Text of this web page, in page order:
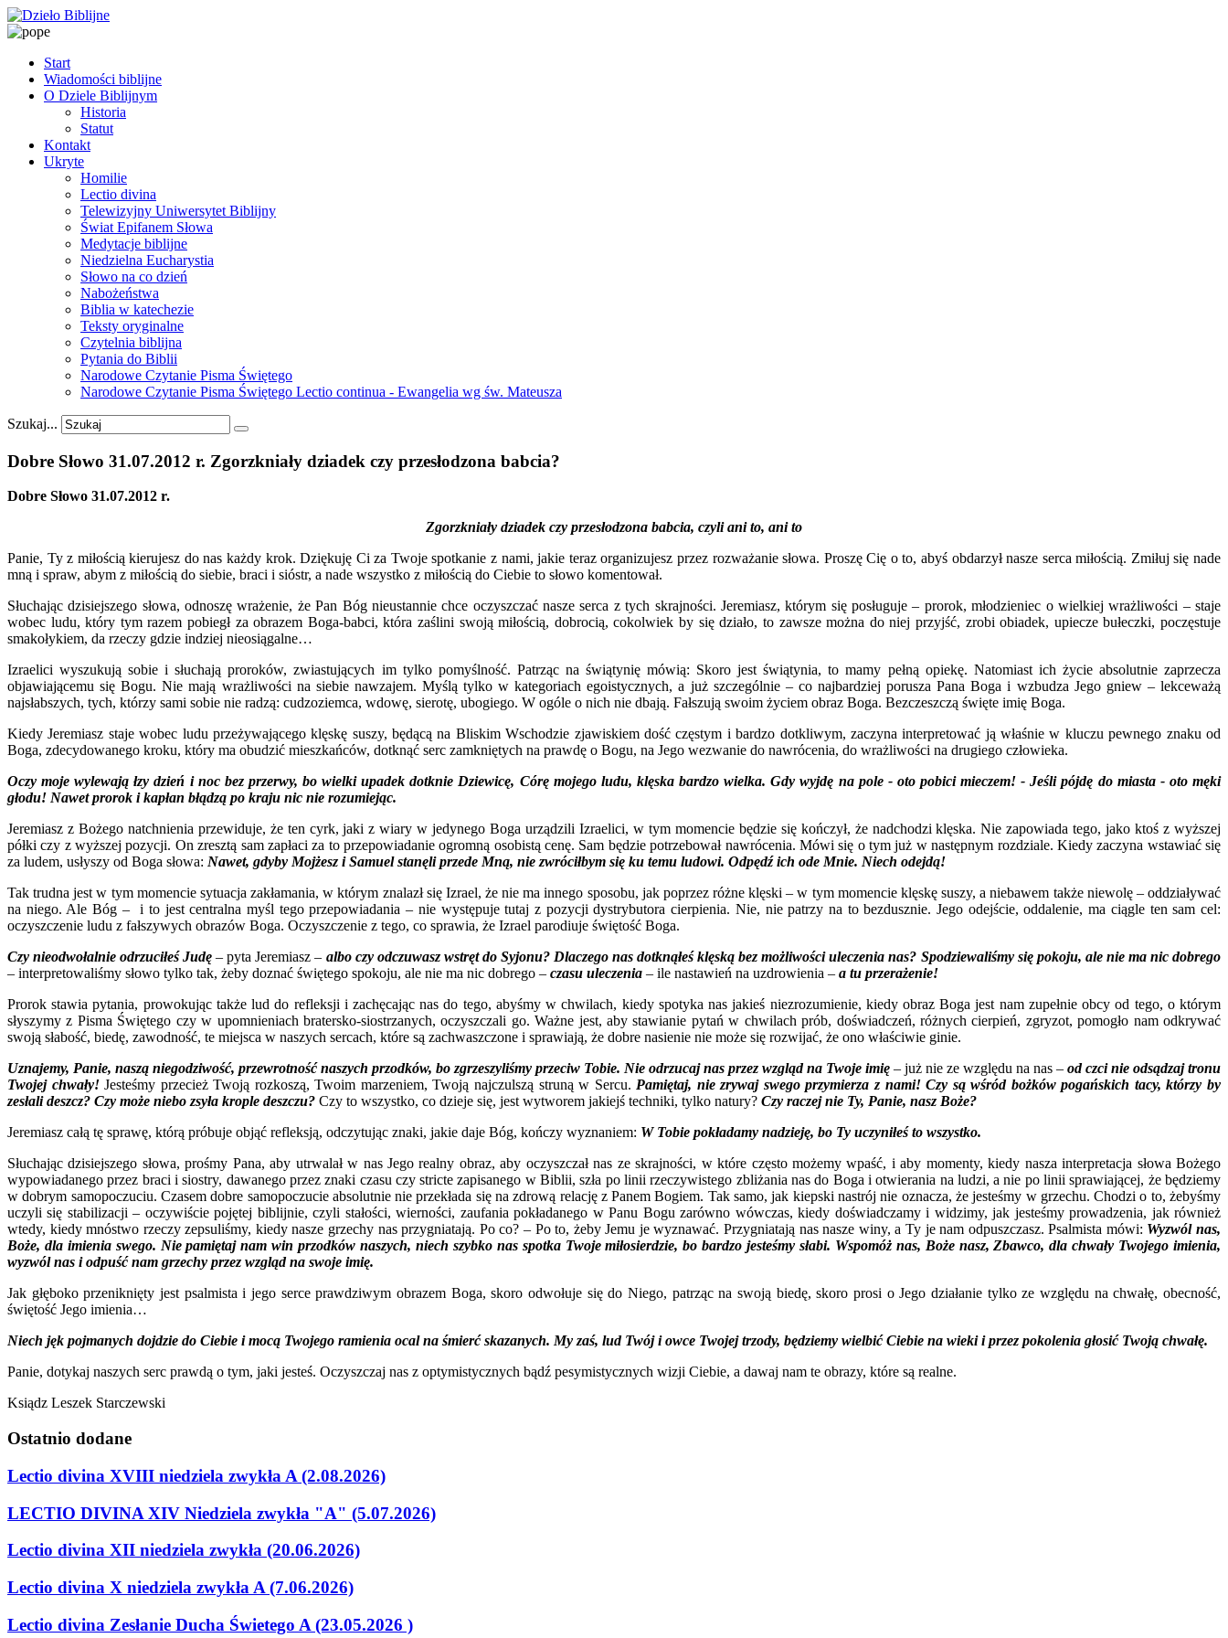
Start
Wiadomości biblijne
O Dziele Biblijnym
Historia
Statut
Kontakt
Ukryte
Homilie
Lectio divina
Telewizyjny Uniwersytet Biblijny
Świat Epifanem Słowa
Medytacje biblijne
Niedzielna Eucharystia
Słowo na co dzień
Nabożeństwa
Biblia w katechezie
Teksty oryginalne
Czytelnia biblijna
Pytania do Biblii
Narodowe Czytanie Pisma Świętego
Narodowe Czytanie Pisma Świętego Lectio continua - Ewangelia wg św. Mateusza
Szukaj...
Dobre Słowo 31.07.2012 r. Zgorzkniały dziadek czy przesłodzona babcia?
Dobre Słowo 31.07.2012 r.
Zgorzkniały dziadek czy przesłodzona babcia, czyli ani to, ani to
Panie, Ty z miłością kierujesz do nas każdy krok. Dziękuję Ci za Twoje spotkanie z nami, jakie teraz organizujesz przez rozważanie słowa. Proszę Cię o to, abyś obdarzył nasze serca miłością. Zmiłuj się nade
mną i spraw, abym z miłością do siebie, braci i sióstr, a nade wszystko z miłością do Ciebie to słowo komentował.
Słuchając dzisiejszego słowa, odnoszę wrażenie, że Pan Bóg nieustannie chce oczyszczać nasze serca z tych skrajności. Jeremiasz, którym się posługuje – prorok, młodzieniec o wielkiej wrażliwości – staje
wobec ludu, który tym razem pobiegł za obrazem Boga-babci, która zaślini swoją miłością, dobrocią, cokolwiek by się działo, to zawsze można do niej przyjść, zrobi obiadek, upiecze bułeczki, poczęstuje
smakołykiem, da rzeczy gdzie indziej nieosiągalne…
Izraelici wyszukują sobie i słuchają proroków, zwiastujących im tylko pomyślność. Patrząc na świątynię mówią: Skoro jest świątynia, to mamy pełną opiekę. Natomiast ich życie absolutnie zaprzecza
objawiającemu się Bogu. Nie mają wrażliwości na siebie nawzajem. Myślą tylko w kategoriach egoistycznych, a już szczególnie – co najbardziej porusza Pana Boga i wzbudza Jego gniew – lekceważą
najsłabszych, tych, którzy sami sobie nie radzą: cudzoziemca, wdowę, sierotę, ubogiego. W ogóle o nich nie dbają. Fałszują swoim życiem obraz Boga. Bezczeszczą święte imię Boga.
Kiedy Jeremiasz staje wobec ludu przeżywającego klęskę suszy, będącą na Bliskim Wschodzie zjawiskiem dość częstym i bardzo dotkliwym, zaczyna interpretować ją właśnie w kluczu pewnego znaku od
Boga, zdecydowanego kroku, który ma obudzić mieszkańców, dotknąć serc zamkniętych na prawdę o Bogu, na Jego wezwanie do nawrócenia, do wrażliwości na drugiego człowieka.
Oczy moje wylewają łzy dzień i noc bez przerwy, bo wielki upadek dotknie Dziewicę, Córę mojego ludu, klęska bardzo wielka. Gdy wyjdę na pole - oto pobici mieczem! - Jeśli pójdę do miasta - oto męki
głodu! Nawet prorok i kapłan błądzą po kraju nic nie rozumiejąc.
Jeremiasz z Bożego natchnienia przewiduje, że ten cyrk, jaki z wiary w jedynego Boga urządzili Izraelici, w tym momencie będzie się kończył, że nadchodzi klęska. Nie zapowiada tego, jako ktoś z wyższej
półki czy z wyższej pozycji. On zresztą sam zapłaci za to przepowiadanie ogromną osobistą cenę. Sam będzie potrzebował nawrócenia. Mówi się o tym już w następnym rozdziale. Kiedy zaczyna wstawiać się
za ludem, usłyszy od Boga słowa: Nawet, gdyby Mojżesz i Samuel stanęli przede Mną, nie zwróciłbym się ku temu ludowi. Odpędź ich ode Mnie. Niech odejdą!
Tak trudna jest w tym momencie sytuacja zakłamania, w którym znalazł się Izrael, że nie ma innego sposobu, jak poprzez różne klęski – w tym momencie klęskę suszy, a niebawem także niewolę – oddziaływać
na niego. Ale Bóg – i to jest centralna myśl tego przepowiadania – nie występuje tutaj z pozycji dystrybutora cierpienia. Nie, nie patrzy na to bezdusznie. Jego odejście, oddalenie, ma ciągle ten sam cel:
oczyszczenie ludu z fałszywych obrazów Boga. Oczyszczenie z tego, co sprawia, że Izrael parodiuje świętość Boga.
Czy nieodwołalnie odrzuciłeś Judę – pyta Jeremiasz – albo czy odczuwasz wstręt do Syjonu? Dlaczego nas dotknąłeś klęską bez możliwości uleczenia nas? Spodziewaliśmy się pokoju, ale nie ma nic dobrego
– interpretowaliśmy słowo tylko tak, żeby doznać świętego spokoju, ale nie ma nic dobrego – czasu uleczenia – ile nastawień na uzdrowienia – a tu przerażenie!
Prorok stawia pytania, prowokując także lud do refleksji i zachęcając nas do tego, abyśmy w chwilach, kiedy spotyka nas jakieś niezrozumienie, kiedy obraz Boga jest nam zupełnie obcy od tego, o którym
słyszymy z Pisma Świętego czy w upomnieniach bratersko-siostrzanych, oczyszczali go. Ważne jest, aby stawianie pytań w chwilach prób, doświadczeń, różnych cierpień, zgryzot, pomogło nam odkrywać
swoją słabość, biedę, zawodność, te miejsca w naszych sercach, które są zachwaszczone i sprawiają, że dobre nasienie nie może się rozwijać, że ono właściwie ginie.
Uznajemy, Panie, naszą niegodziwość, przewrotność naszych przodków, bo zgrzeszyliśmy przeciw Tobie. Nie odrzucaj nas przez wzgląd na Twoje imię – już nie ze względu na nas – od czci nie odsądzaj tronu
Twojej chwały!Jesteśmy przecież Twoją rozkoszą, Twoim marzeniem, Twoją najczulszą struną w Sercu.Pamiętaj, nie zrywaj swego przymierza z nami! Czy są wśród bożków pogańskich tacy, którzy by
zesłali deszcz? Czy może niebo zsyła krople deszczu? Czy to wszystko, co dzieje się, jest wytworem jakiejś techniki, tylko natury? Czy raczej nie Ty, Panie, nasz Boże?
Jeremiasz całą tę sprawę, którą próbuje objąć refleksją, odczytując znaki, jakie daje Bóg, kończy wyznaniem: W Tobie pokładamy nadzieję, bo Ty uczyniłeś to wszystko.
Słuchając dzisiejszego słowa, prośmy Pana, aby utrwalał w nas Jego realny obraz, aby oczyszczał nas ze skrajności, w które często możemy wpaść, i aby momenty, kiedy nasza interpretacja słowa Bożego
wypowiadanego przez braci i siostry, dawanego przez znaki czasu czy stricte zapisanego w Biblii, szła po linii rzeczywistego zbliżania nas do Boga i otwierania na ludzi, a nie po linii sprawiającej, że będziemy
w dobrym samopoczuciu. Czasem dobre samopoczucie absolutnie nie przekłada się na zdrową relację z Panem Bogiem. Tak samo, jak kiepski nastrój nie oznacza, że jesteśmy w grzechu. Chodzi o to, żebyśmy
uczyli się stabilizacji – oczywiście pojętej biblijnie, czyli stałości, wierności, zaufania pokładanego w Panu Bogu zarówno wówczas, kiedy doświadczamy i widzimy, jak jesteśmy prowadzenia, jak również
wtedy, kiedy mnóstwo rzeczy zepsuliśmy, kiedy nasze grzechy nas przygniatają. Po co? – Po to, żeby Jemu je wyznawać. Przygniatają nas nasze winy, a Ty je nam odpuszczasz. Psalmista mówi: Wyzwól nas,
Boże, dla imienia swego. Nie pamiętaj nam win przodków naszych, niech szybko nas spotka Twoje miłosierdzie, bo bardzo jesteśmy słabi. Wspomóż nas, Boże nasz, Zbawco, dla chwały Twojego imienia,
wyzwól nas i odpuść nam grzechy przez wzgląd na swoje imię.
Jak głęboko przeniknięty jest psalmista i jego serce prawdziwym obrazem Boga, skoro odwołuje się do Niego, patrząc na swoją biedę, skoro prosi o Jego działanie tylko ze względu na chwałę, obecność,
świętość Jego imienia…
Niech jęk pojmanych dojdzie do Ciebie i mocą Twojego ramienia ocal na śmierć skazanych. My zaś, lud Twój i owce Twojej trzody, będziemy wielbić Ciebie na wieki i przez pokolenia głosić Twoją chwałę.
Panie, dotykaj naszych serc prawdą o tym, jaki jesteś. Oczyszczaj nas z optymistycznych bądź pesymistycznych wizji Ciebie, a dawaj nam te obrazy, które są realne.
Ksiądz Leszek Starczewski
Ostatnio dodane
Lectio divina XVIII niedziela zwykła A (2.08.2026)
LECTIO DIVINA XIV Niedziela zwykła "A" (5.07.2026)
Lectio divina XII niedziela zwykła (20.06.2026)
Lectio divina X niedziela zwykła A (7.06.2026)
Lectio divina Zesłanie Ducha Świetego A (23.05.2026 )